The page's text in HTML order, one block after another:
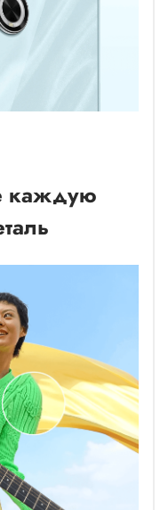
каждую